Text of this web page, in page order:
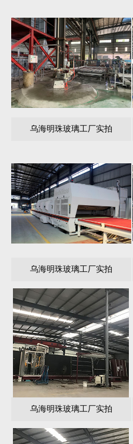
乌海明珠玻璃工厂实拍
乌海明珠玻璃工厂实拍
乌海明珠玻璃工厂实拍